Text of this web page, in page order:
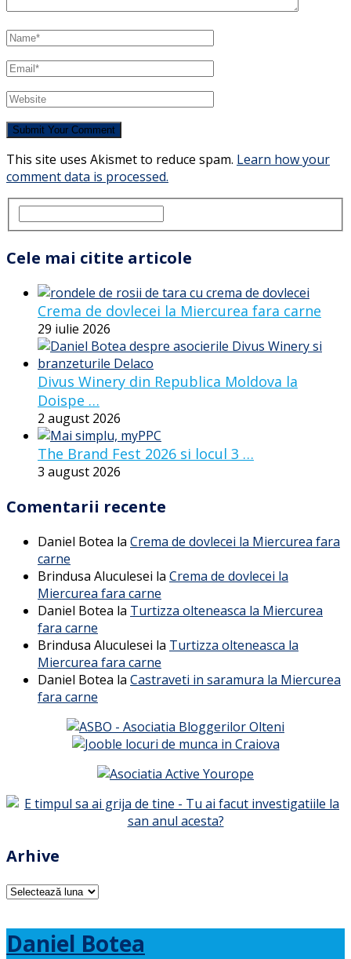
This site uses Akismet to reduce spam. Learn how your
comment data is processed.
Cele mai citite articole
Crema de dovlecei la Miercurea fara carne
29 iulie 2026
Divus Winery din Republica Moldova la
Doispe …
2 august 2026
The Brand Fest 2026 si locul 3 …
3 august 2026
Comentarii recente
Daniel Botea la Crema de dovlecei la Miercurea fara
carne
Brindusa Aluculesei la Crema de dovlecei la
Miercurea fara carne
Daniel Botea la Turtizza olteneasca la Miercurea
fara carne
Brindusa Aluculesei la Turtizza olteneasca la
Miercurea fara carne
Daniel Botea la Castraveti in saramura la Miercurea
fara carne
Arhive
Arhive
Daniel Botea